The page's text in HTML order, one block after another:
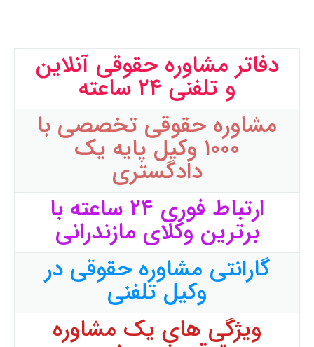
دفاتر مشاوره حقوقی آنلاین
و تلفنی ۲۴ ساعته
مشاوره حقوقی تخصصی با
۱۰۰۰ وکیل پایه یک
دادگستری
ارتباط فوری ۲۴ ساعته با
برترین وکلای مازندرانی
گارانتی مشاوره حقوقی در
وکیل تلفنی
ویژگی های یک مشاوره